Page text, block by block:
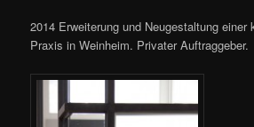
2014 Erweiterung und Neugestaltung einer
Praxis in Weinheim. Privater Auftraggeber.